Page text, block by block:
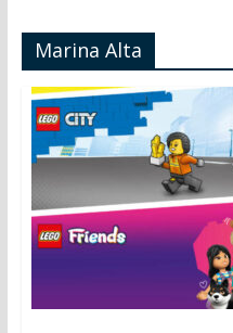
Marina Alta